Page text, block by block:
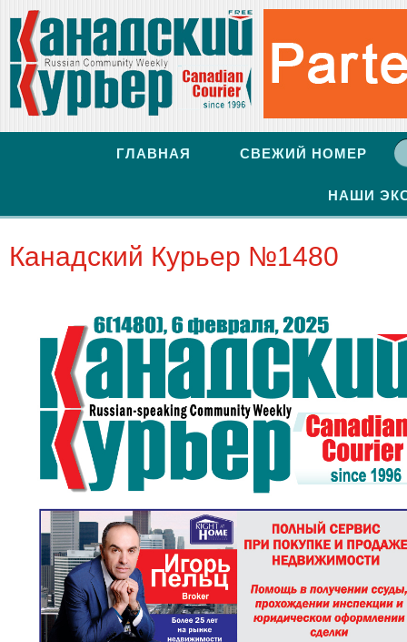
ГЛАВНАЯ СВЕЖИЙ НОМЕР
НАШИ
Канадский Курьер №1480